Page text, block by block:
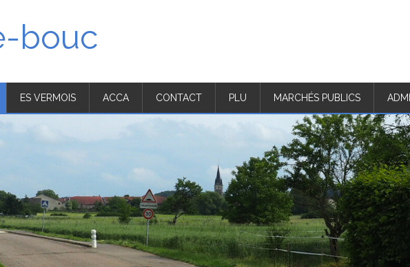
bouc
ES VERMOIS ACCA CONTACT PLU MARCHÉS PUBLICS